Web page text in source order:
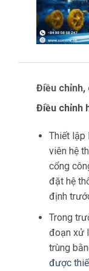
Điều chỉnh,
Điều chỉnh
Thiết lập
viên hệ
cổng
đặt hệ
định
Trong
đoạn xử
trùng
được